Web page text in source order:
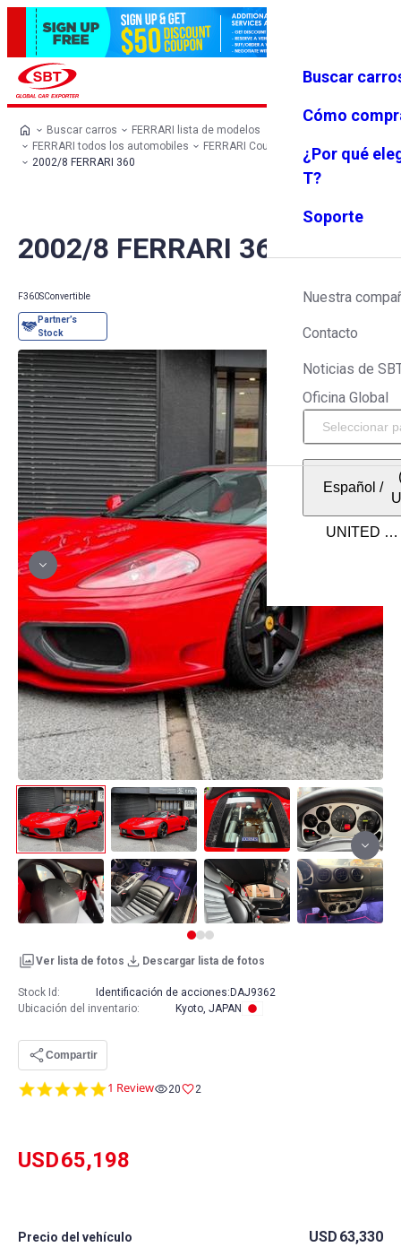
Favoritos Menú
Buscar
Cómo
¿Por qué
T?
Soporte
Nuestra
Contacto
Noticias de
Oficina Global
Español /
Buscar carros
FERRARI lista de modelos
FERRARI todos los automobiles
FERRARI Coupe
FERRARI 360
2002/8 FERRARI 360
2002/8 FERRARI 360
F360SConvertible
Ver lista de fotos Descargar lista de fotos
5.0
1 Review 20 2
USD65,198
Precio del vehículo USD 63,330
Stock Id: Identificación de acciones: DAJ9362
Ubicación del inventario: Kyoto, JAPAN
Compartir